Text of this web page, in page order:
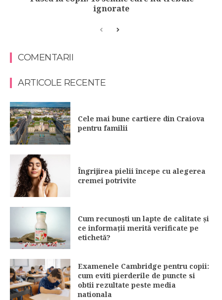
ignorate
COMENTARII
ARTICOLE RECENTE
Cele mai bune cartiere din Craiova
pentru familii
Îngrijirea pielii începe cu alegerea
cremei potrivite
Cum recunoști un lapte de calitate și
ce informații merită verificate pe
etichetă?
Examenele Cambridge pentru copii:
cum eviti pierderile de puncte si
obtii rezultate peste media
nationala